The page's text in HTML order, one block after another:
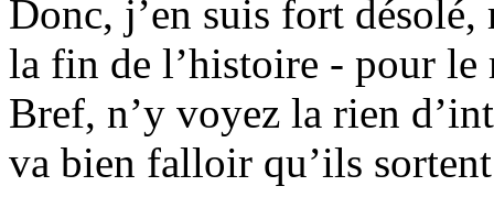
Donc, j’en suis fort
la fin de l’histoire - pour le
Bref, n’y voyez la rien
va bien falloir qu’ils